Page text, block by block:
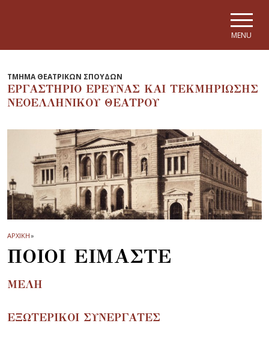
MENU
ΤΜΗΜΑ ΘΕΑΤΡΙΚΩΝ ΣΠΟΥΔΩΝ
ΕΡΓΑΣΤΗΡΙΟ ΕΡΕΥΝΑΣ ΚΑΙ ΤΕΚΜΗΡΙΩΣΗΣ
ΝΕΟΕΛΛΗΝΙΚΟΥ ΘΕΑΤΡΟΥ
ΑΡΧΙΚΗ»
ΠΟΙΟΙ ΕΙΜΑΣΤΕ
ΜΕΛΗ
ΕΞΩΤΕΡΙΚΟΙ ΣΥΝΕΡΓΑΤΕΣ